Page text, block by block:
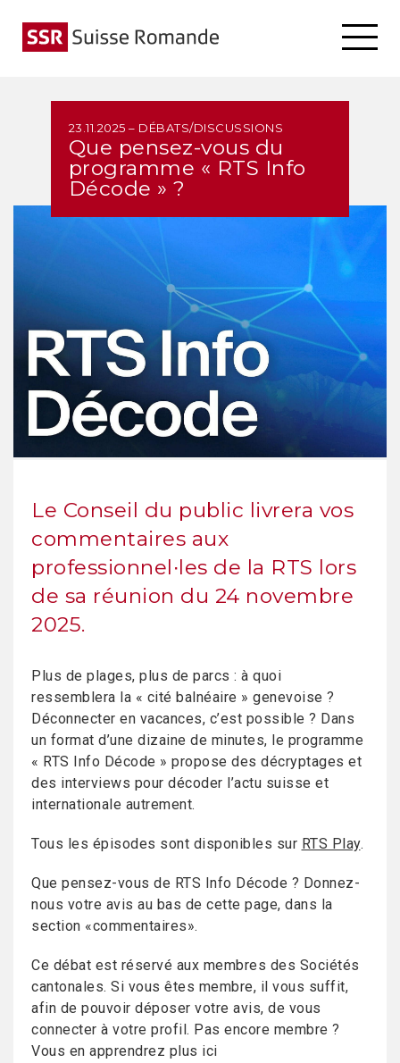
23.11.2025 – DÉBATS/DISCUSSIONS
Que pensez-vous du
programme « RTS Info
Décode » ?
Le Conseil du public livrera vos
commentaires aux
professionnel∙les de la RTS lors
de sa réunion du 24 novembre
2025.
Plus de plages, plus de parcs : à quoi
ressemblera la « cité balnéaire » genevoise ?
Déconnecter en vacances, c’est possible ? Dans
un format d’une dizaine de minutes, le programme
« RTS Info Décode » propose des décryptages et
des interviews pour décoder l’actu suisse et
internationale autrement.
Tous les épisodes sont disponibles sur RTS Play.
Que pensez-vous de RTS Info Décode ? Donnez-
nous votre avis au bas de cette page, dans la
section «commentaires».
Ce débat est réservé aux membres des Sociétés
cantonales. Si vous êtes membre, il vous suffit,
afin de pouvoir déposer votre avis, de vous
connecter à votre profil. Pas encore membre ?
Vous en apprendrez plus ici